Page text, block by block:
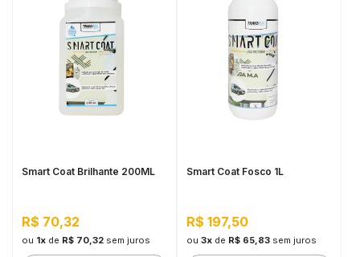
Smart Coat Brilhante 200ML
R$ 70,32
ou 1xde R$ 70,32 sem juros
Smart Coat Fosco 1L
R$ 197,50
ou 3xde R$ 65,83 sem juros